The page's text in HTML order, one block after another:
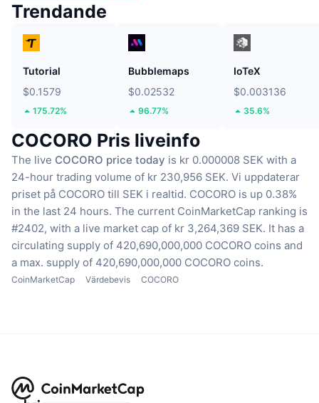
Trendande
Tutorial
$0.1579
175.72%
Bubblemaps
$0.02532
96.77%
IoTeX
$0.003136
35.6%
COCORO Pris liveinfo
The live COCORO price today is kr 0.000008 SEK with a
24-hour trading volume of kr 230,956 SEK. Vi uppdaterar
priset på COCORO till SEK i realtid. COCORO is up 0.38%
in the last 24 hours. The current CoinMarketCap ranking is
#2402, with a live market cap of kr 3,264,369 SEK. It has a
circulating supply of 420,690,000,000 COCORO coins and
a max. supply of 420,690,000,000 COCORO coins.
CoinMarketCap Värdebevis COCORO